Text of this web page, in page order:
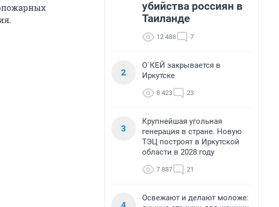
убийства россиян в
Таиланде
12 488 7
2
О`КЕЙ закрывается в
Иркутске
8 423 23
3
Крупнейшая угольная
генерация в стране. Новую
ТЭЦ построят в Иркутской
области в 2028 году
7 887 21
Освежают и делают моложе: